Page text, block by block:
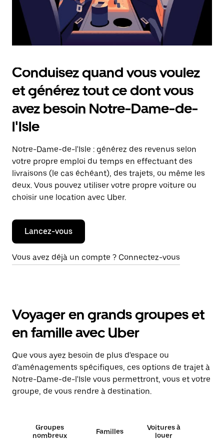
calendrier.
Conduisez quand vous voulez
et générez tout ce dont vous
avez besoin Notre-Dame-de-
l'Isle
Notre-Dame-de-l'Isle : générez des revenus selon
votre propre emploi du temps en effectuant des
livraisons (le cas échéant), des trajets, ou même les
deux. Vous pouvez utiliser votre propre voiture ou
choisir une location avec Uber.
Lancez-vous
Vous avez déjà un compte ? Connectez-vous
Voyager en grands groupes et
en famille avec Uber
Que vous ayez besoin de plus d'espace ou
d'aménagements spécifiques, ces options de trajet à
Notre-Dame-de-l'Isle vous permettront, vous et votre
groupe, de vous rendre à destination.
Groupes
nombreux
Familles
Voitures à
louer